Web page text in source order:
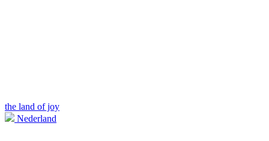
the land of joy
Nederland